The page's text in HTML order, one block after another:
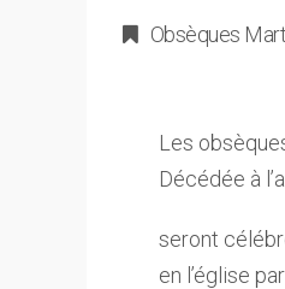
Obsèques
Les
Décédée à
seront
en l’église